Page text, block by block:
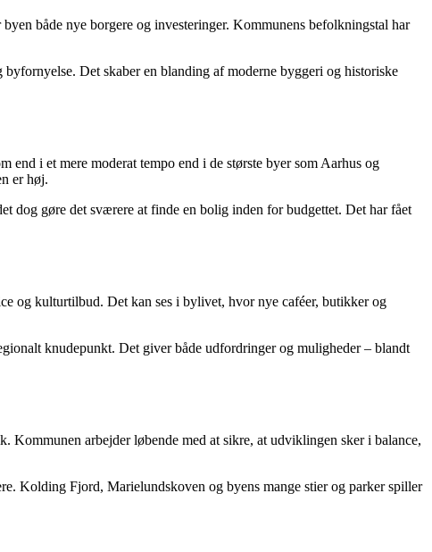
både nye borgere og investeringer. Kommunens befolkningstal har
Det skaber en blanding af moderne byggeri og historiske
end i et mere moderat tempo end i de største byer som Aarhus og
er høj.
dog gøre det sværere at finde en bolig inden for budgettet. Det har fået
og kulturtilbud. Det kan ses i bylivet, hvor nye caféer, butikker og
knudepunkt. Det giver både udfordringer og muligheder – blandt
Kommunen arbejder løbende med at sikre, at udviklingen sker i balance,
Kolding Fjord, Marielundskoven og byens mange stier og parker spiller